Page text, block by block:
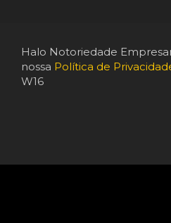
Halo Notoriedade
nossa Política de
W16